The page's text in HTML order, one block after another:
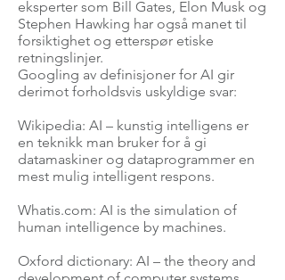
eksperter som Bill Gates, Elon Musk og
Stephen Hawking har også manet til
forsiktighet og etterspør etiske
retningslinjer.
Googling av definisjoner for AI gir
derimot forholdsvis uskyldige svar:
Wikipedia: AI – kunstig intelligens er
en teknikk man bruker for å gi
datamaskiner og dataprogrammer en
mest mulig intelligent respons.
Whatis.com: AI is the simulation of
human intelligence by machines.
Oxford dictionary: AI – the theory and